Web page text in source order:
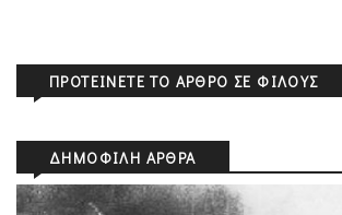
ΠΡΟΤΕΊΝΕΤΕ ΤΟ ΆΡΘΡΟ ΣΕ ΦΊΛΟΥΣ
ΔΗΜΟΦΙΛΉ ΆΡΘΡΑ